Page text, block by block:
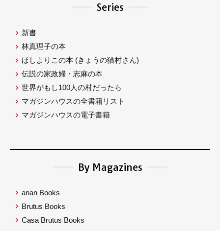
Series
新書
林真理子の本
ほしよりこの本 (きょうの猫村さん)
伝説の家政婦・志麻の本
世界がもし100人の村だったら
マガジンハウスの全書籍リスト
マガジンハウスの電子書籍
By Magazines
anan Books
Brutus Books
Casa Brutus Books